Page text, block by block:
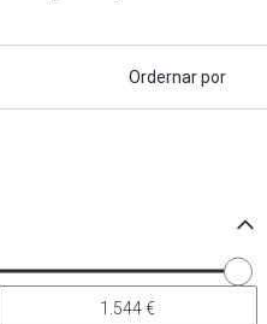
Ordernar por